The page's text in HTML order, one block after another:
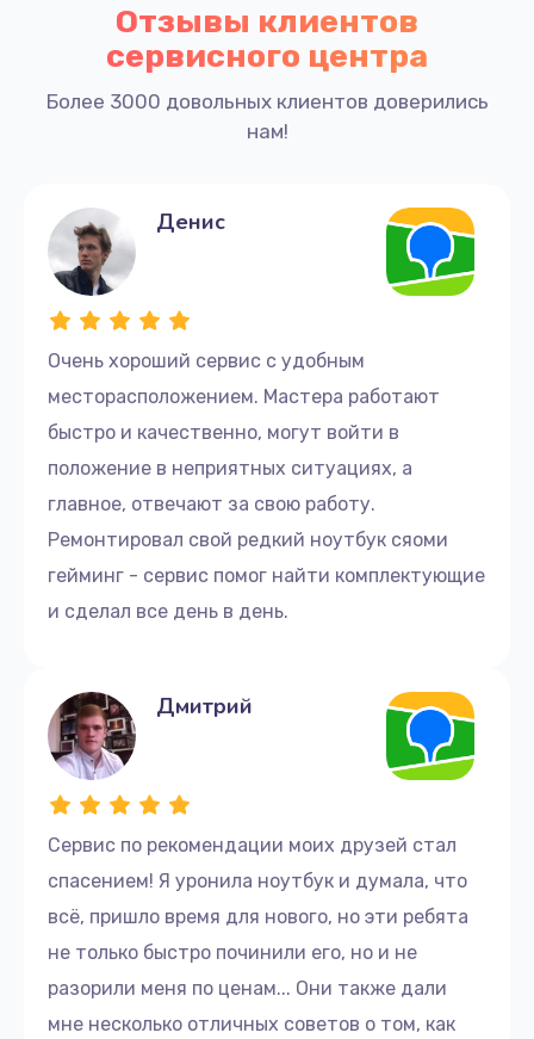
Диагностику неисправностей
определения проблемы.
Замену компонентов , используя только
оригинальные запчасти.
Восстановление программного
драйверов.
Мы гарантируем высокое качество ремонта и
оперативное выполнение всех работ, благодаря
чему ваш ноутбук Microsoft будет
Не позволяйте техническим проблемам мешать
вашей работе или учебе. Свяжитесь с нами
лучшее обслуживание и ремонт.
Отзывы клиентов
сервисного центра
Более 3000 довольных клиентов доверились
нам!
Очень хороший сервис с удобным
месторасположением. Мастера работают
быстро и качественно, могут войти в
положение в неприятных ситуациях, а
главное, отвечают за свою работу.
Ремонтировал свой редкий ноутбук сяоми
гейминг - сервис помог найти комплектующие
и сделал все день в день.
Денис
Сервис по рекомендации моих друзей стал
спасением! Я уронила ноутбук и думала, что
всё, пришло время для нового, но эти ребята
не только быстро починили его, но и не
разорили меня по ценам... Они также дали
мне несколько отличных советов о том, как
Дмитрий